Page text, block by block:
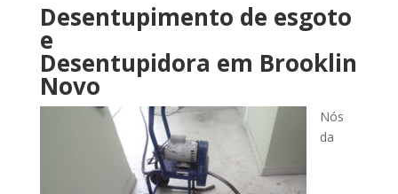
Desentupimento de esgoto
e
Desentupidora em Brooklin
Novo
Nós
da